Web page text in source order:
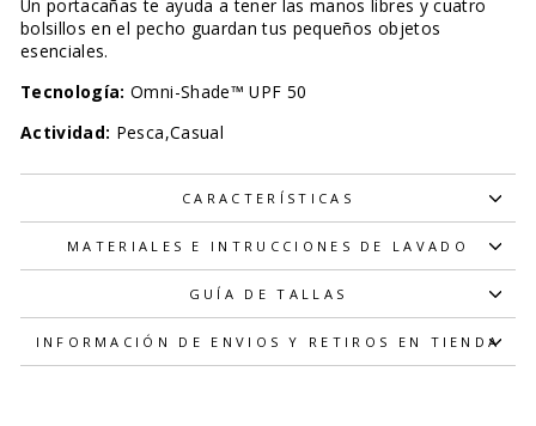
Un portacañas te ayuda a tener las manos libres y cuatro
bolsillos en el pecho guardan tus pequeños objetos
esenciales.
Tecnología:Omni-Shade™ UPF 50
Actividad: Pesca,Casual
CARACTERÍSTICAS
MATERIALES E INTRUCCIONES DE LAVADO
GUÍA DE TALLAS
INFORMACIÓN DE ENVIOS Y RETIROS EN TIENDA